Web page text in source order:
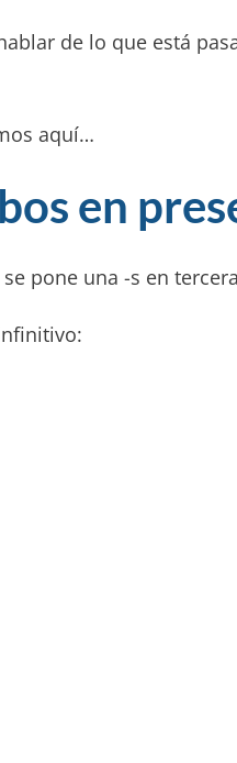
de lo que está
aquí…
en
pone una -s en